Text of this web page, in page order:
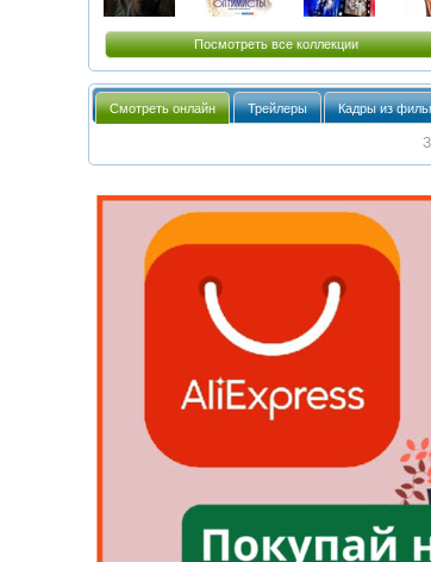
Посмотреть все коллекции
Смотреть онлайн Трейлеры Кадры из